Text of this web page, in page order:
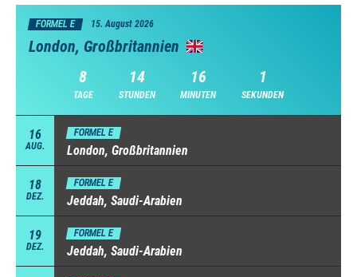
FORMEL E 15. August 2026
London, Großbritannien
8
TAGE
14
STUNDEN
16
MINUTEN
0
SEKUNDEN
16
AUG.
FORMEL E
London, Großbritannien
18
DEZ.
FORMEL E
Jeddah, Saudi-Arabien
19
DEZ.
FORMEL E
Jeddah, Saudi-Arabien